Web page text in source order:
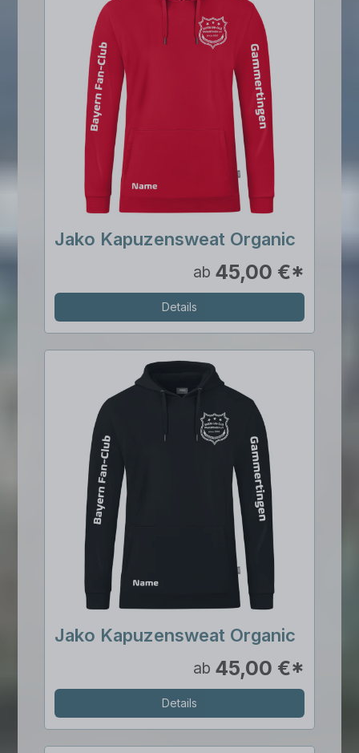
Jako Kapuzensweat Organic
ab 45,00 €*
Details
Jako Kapuzensweat Organic
ab 45,00 €*
Details